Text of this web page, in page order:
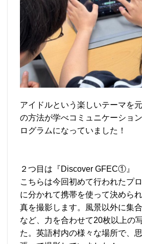
アイドルという楽しいテーマを
の方法が学べコミュニケーショ
ログラムになっていました！
２つ目は『Discover GFEC①』
こちらは今回初めて行われたプ
に分かれて携帯を使って決めら
真を撮影します。風景以外に集
など、力を合わせて20枚以上の
た。英語村内の様々な場所で、